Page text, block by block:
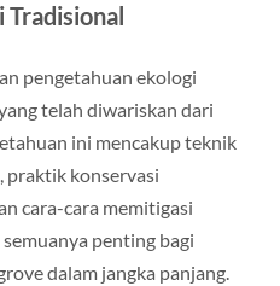
Tradisional
pengetahuan ekologi
telah diwariskan dari
ini mencakup teknik
praktik konservasi
cara-cara memitigasi
penting bagi
dalam jangka panjang.